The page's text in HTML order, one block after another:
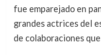
fue emparejado en
grandes actrices del
de colaboraciones